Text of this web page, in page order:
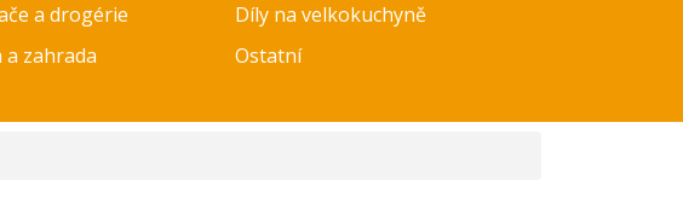
a drogérie
Díly na velkokuchyně
a zahrada
Ostatní